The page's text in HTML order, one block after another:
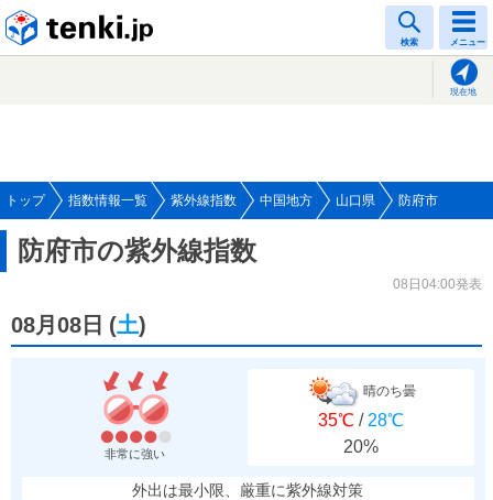
検索 メニュー
現在地
トップ 指数情報一覧 紫外線指数 中国地方 山口県 防府市
防府市の紫外線指数
08日04:00発表
08月08日 (土)
非常に強い
晴のち曇
35℃ / 28℃
20%
外出は最小限、厳重に紫外線対策